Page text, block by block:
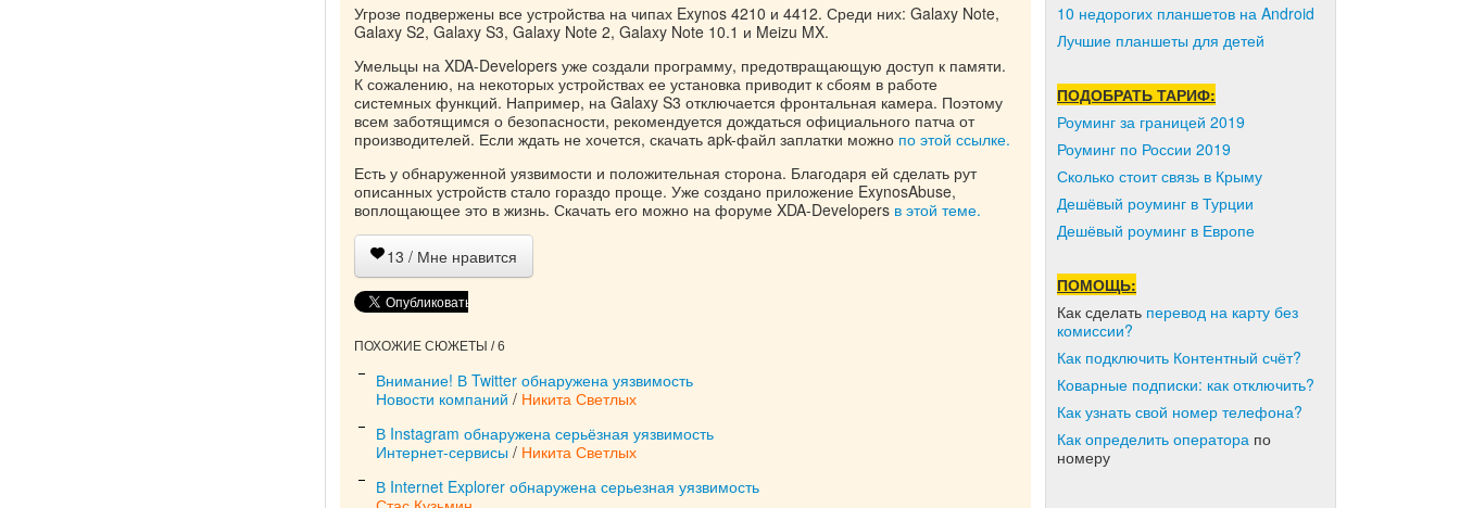
Угрозе подвержены все устройства на чипах Exynos 4210 и 4412. Среди них: Galaxy Note,
Galaxy S2, Galaxy S3, Galaxy Note 2, Galaxy Note 10.1 и Meizu MX.
Умельцы на XDA-Developers уже создали программу, предотвращающую доступ к памяти.
К сожалению, на некоторых устройствах ее установка приводит к сбоям в работе
системных функций. Например, на Galaxy S3 отключается фронтальная камера. Поэтому
всем заботящимся о безопасности, рекомендуется дождаться официального патча от
производителей. Если ждать не хочется, скачать apk-файл заплатки можно по этой ссылке.
Есть у обнаруженной уязвимости и положительная сторона. Благодаря ей сделать рут
описанных устройств стало гораздо проще. Уже создано приложение ExynosAbuse,
воплощающее это в жизнь. Скачать его можно на форуме XDA-Developers в этой теме.
13 / Мне нравится
ПОХОЖИЕ СЮЖЕТЫ / 6
Внимание! В Twitter обнаружена уязвимость
Новости компаний / Никита Светлых
В Instagram обнаружена серьёзная уязвимость
Интернет-сервисы / Никита Светлых
В Internet Explorer обнаружена серьезная уязвимость
10 недорогих планшетов на Android
Лучшие планшеты для детей
ПОДОБРАТЬ ТАРИФ:
Роуминг за границей 2019
Роуминг по России 2019
Сколько стоит связь в Крыму
Дешёвый роуминг в Турции
Дешёвый роуминг в Европе
ПОМОЩЬ:
Как сделать перевод на карту без
комиссии?
Как подключить Контентный счёт?
Коварные подписки: как отключить?
Как узнать свой номер телефона?
Как определить оператора по
номеру